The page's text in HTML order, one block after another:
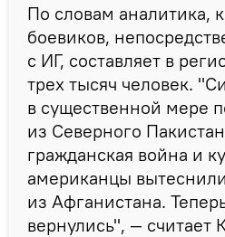
По словам аналитика,
боевиков,
с ИГ, составляет в
трех тысяч человек.
в существенной мере
из Северного
гражданская война и
американцы
из Афганистана.
вернулись", — считает